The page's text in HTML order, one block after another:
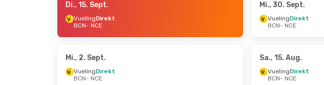
- Mi., 23. Sept. - Mo., 7. Sept.
- Do., 8. Okt. - Mi., 16. Sept.
Di., 15. Sept.
VuelingDirekt
BCN- NCE
Mi., 30. Sept.
VuelingDirekt
BCN- NCE
Mi., 2. Sept.
VuelingDirekt
BCN- NCE
Sa., 15. Aug.
VuelingDirekt
BCN- NCE